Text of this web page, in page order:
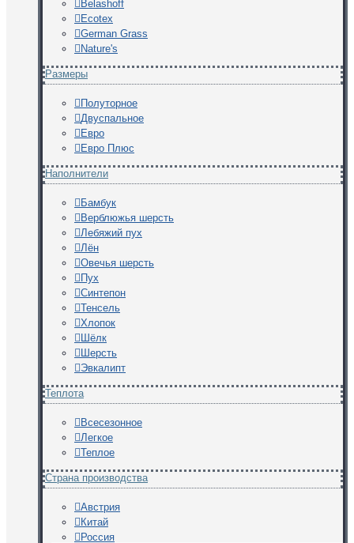
Belashoff
Ecotex
German Grass
Nature's
Размеры
Полуторное
Двуспальное
Евро
Евро Плюс
Наполнители
Бамбук
Верблюжья шерсть
Лебяжий пух
Лён
Овечья шерсть
Пух
Синтепон
Тенсель
Хлопок
Шёлк
Шерсть
Эвкалипт
Теплота
Всесезонное
Легкое
Теплое
Страна производства
Австрия
Китай
Россия